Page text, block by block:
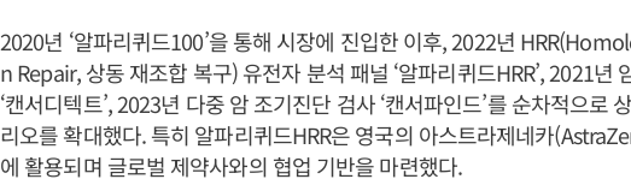
2020년 ‘알파리퀴드100’을 통해 시장에 진입한 이후, 2022년
n Repair, 상동 재조합 복구) 유전자 분석 패널 ‘알파리퀴드HRR’, 2021년
‘캔서디텍트’, 2023년 다중 암 조기진단 검사 ‘캔서파인드’를 순차적으로
리오를 확대했다. 특히 알파리퀴드HRR은 영국의 아스트라제네카
에 활용되며 글로벌 제약사와의 협업 기반을 마련했다.